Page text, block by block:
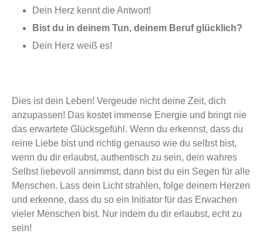
Dein Herz kennt die Antwort!
Bist du in deinem Tun, deinem Beruf glücklich?
Dein Herz weiß es!
Dies ist dein Leben! Vergeude nicht deine Zeit, dich
anzupassen! Das kostet immense Energie und bringt nie
das erwartete Glücksgefühl. Wenn du erkennst, dass du
reine Liebe bist und richtig genauso wie du selbst bist,
wenn du dir erlaubst, authentisch zu sein, dein wahres
Selbst liebevoll annimmst, dann bist du ein Segen für alle
Menschen. Lass dein Licht strahlen, folge deinem Herzen
und erkenne, dass du so ein Initiator für das Erwachen
vieler Menschen bist. Nur indem du dir erlaubst, echt zu
sein!